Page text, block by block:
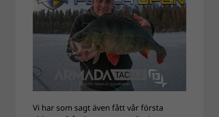
Vi har som sagt även fått vår första